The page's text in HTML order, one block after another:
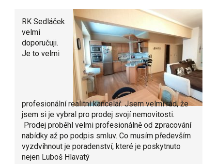
RK Sedláček
velmi
doporučuji.
Je to velmi
profesionální realitní kancelář. Jsem velmi rád, že
jsem si je vybral pro prodej svojí nemovitosti.
Prodej proběhl velmi profesionálně od zpracování
nabídky až po podpis smluv. Co musím především
vyzdvihnout je poradenství, které je poskytnuto
nejen Luboš Hlavatý